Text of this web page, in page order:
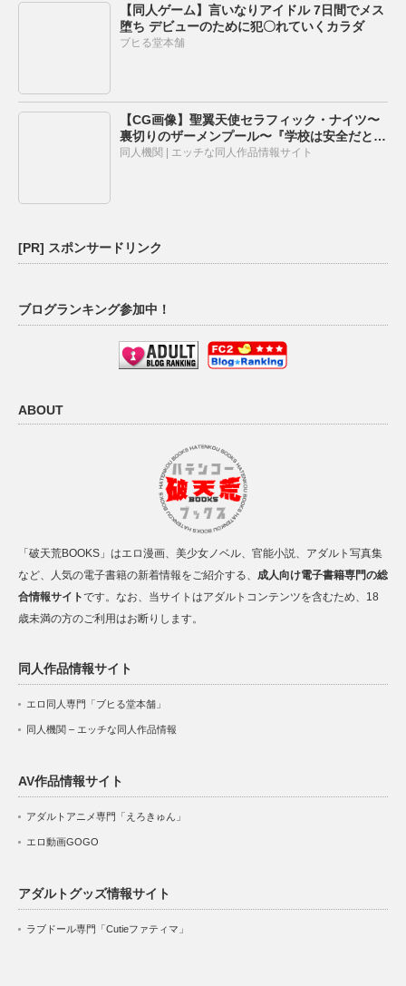
【同人ゲーム】言いなりアイドル 7日間でメス
堕ち デビューのために犯〇れていくカラダ
ブヒる堂本舗
【CG画像】聖翼天使セラフィック・ナイツ〜
裏切りのザーメンプール〜『学校は安全だと思
ったのに』
同人機関 | エッチな同人作品情報サイト
[PR] スポンサードリンク
ブログランキング参加中！
ABOUT
「破天荒BOOKS」はエロ漫画、美少女ノベル、官能小説、アダルト写真集
など、人気の電子書籍の新着情報をご紹介する、 成人向け電子書籍専門の総
合情報サイトです。なお、当サイトはアダルトコンテンツを含むため、18
歳未満の方のご利用はお断りします。
同人作品情報サイト
エロ同人専門「ブヒる堂本舗」
同人機関 – エッチな同人作品情報
AV作品情報サイト
アダルトアニメ専門「えろきゅん」
エロ動画GOGO
アダルトグッズ情報サイト
ラブドール専門「Cutieファティマ」